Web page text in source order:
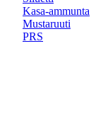
Kasa-ammunta
Mustaruuti
PRS